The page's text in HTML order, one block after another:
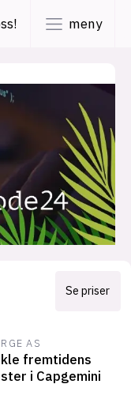
meny
Se priser
AS
fremtidens
i Capgemini